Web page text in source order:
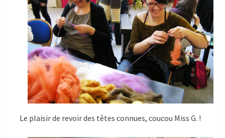
Le plaisir de revoir des têtes connues, coucou Miss G. !